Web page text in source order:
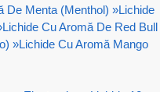
De Menta (Menthol) »Lichide
Lichide Cu Aromă De Red Bull
»Lichide Cu Aromă Mango